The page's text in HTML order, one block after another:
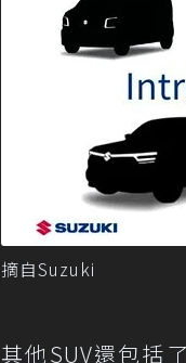
摘自Suzuki
其他SUV還包括